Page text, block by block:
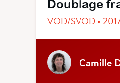
Doublage
VOD/SVOD •
Camille